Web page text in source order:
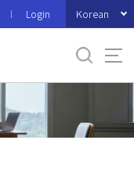
Login Korean